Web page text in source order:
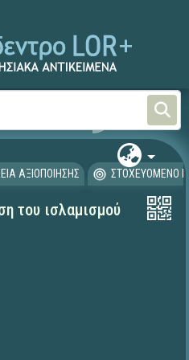
Έργα ΠΙ (1996-2008)
ΑΞΙΟΠΟΙΗΣΗΣ ΣΤΟΧΕΥΟΜΕΝΟ
του ισλαμισμού